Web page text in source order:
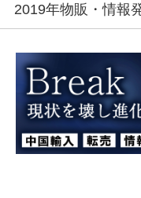
2019年物販・情報